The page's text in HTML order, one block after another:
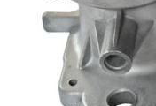
Downloads
Versandkosten
Webtipps
Impressum